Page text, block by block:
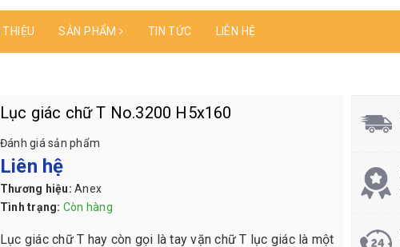
THIỆU SẢN PHẨM TIN TỨC LIÊN HỆ
Lục giác chữ T No.3200 H5x160
Đánh giá sản phẩm
Liên hệ
Thương hiệu: Anex
Tình trạng: Còn hàng
Lục giác chữ T hay còn gọi là tay vặn chữ T lục giác là một